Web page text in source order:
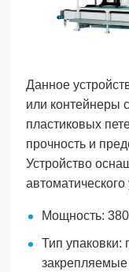
Данное
или контейнеры
пластиковых
прочность и
Устройство
Мощность:
Тип упаковки:
закрепляемые